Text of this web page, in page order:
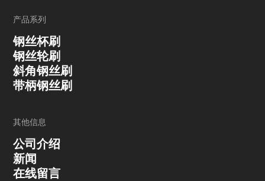
产品系列
钢丝杯刷
钢丝轮刷
斜角钢丝刷
带柄钢丝刷
其他信息
公司介绍
新闻
在线留言